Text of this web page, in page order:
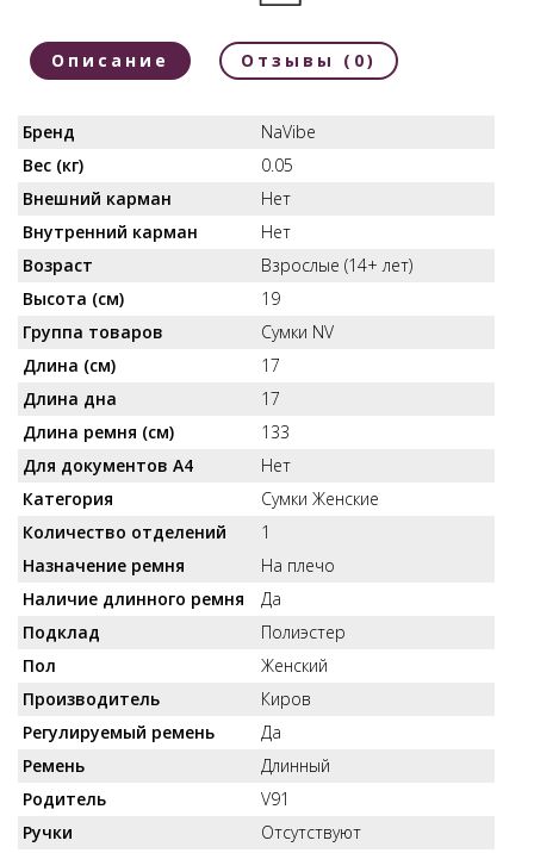
Описание Отзывы (0)
Бренд
NaVibe
Вес (кг)
0.05
Внешний карман
Нет
Внутренний карман
Нет
Возраст
Взрослые (14+ лет)
Высота (см)
19
Группа товаров
Сумки NV
Длина (см)
17
Длина дна
17
Длина ремня (см)
133
Для документов А4
Нет
Категория
Сумки Женские
Количество отделений
1
Назначение ремня
На плечо
Наличие длинного ремня
Да
Подклад
Полиэстер
Пол
Женский
Производитель
Киров
Регулируемый ремень
Да
Ремень
Длинный
Родитель
V91
Ручки
Отсутствуют